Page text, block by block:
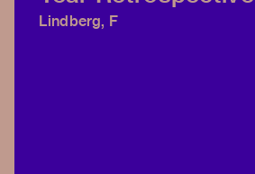
Lindberg, F